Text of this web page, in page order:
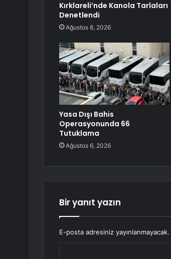
Kırklareli’nde Kanola Tarlaları
Denetlendi
Ağustos 8, 2026
Yasa Dışı Bahis
Operasyonunda 66
Tutuklama
Ağustos 6, 2026
Bir yanıt yazın
E-posta adresiniz yayınlanmayacak.